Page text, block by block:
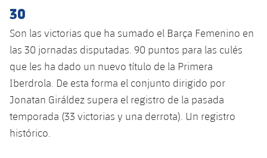
Palmarés
Clasificaciones
Jugadors
Fotos
Jugadores
Clasificaciones
Juvenil
Infantil
Alevín
PLUSICON
MÁS
Primer equipo
plusicon
más
Actualidad
Calendario
Barça Atlètic
plusicon
más
Base
plusicon
más
30
Son las victorias que ha sumado el Barça Femenino en
las 30 jornadas disputadas. 90 puntos para las culés
que les ha dado un nuevo título de la Primera
Iberdrola. De esta forma el conjunto dirigido por
Jonatan Giráldez supera el registro de la pasada
temporada (33 victorias y una derrota). Un registro
histórico.